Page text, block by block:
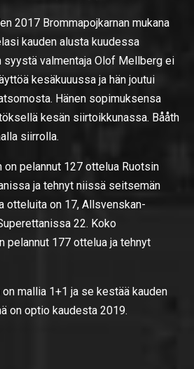
2017 Brommapojkarnan mukana
kauden alusta kuudessa
syystä valmentaja Olof Mellberg ei
kesäkuuussa ja hän joutui
Hänen sopimuksensa
kesän siirtoikkunassa. Bååth
siirrolla.
on pelannut 127 ottelua Ruotsin
ja tehnyt niissä seitsemän
otteluita on 17, Allsvenskan-
22. Koko
pelannut 177 ottelua ja tehnyt
mallia 1+1 ja se kestää kauden
on optio kaudesta 2019.